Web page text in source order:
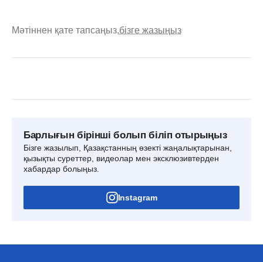
Мәтіннен қате тапсаңыз,бізге жазыңыз
Барлығын бірінші болып біліп отырыңыз
Бізге жазылып, Қазақстанның өзекті жаңалықтарынан,
қызықты суреттер, видеолар мен эксклюзивтерден
хабардар болыңыз.
Instagram